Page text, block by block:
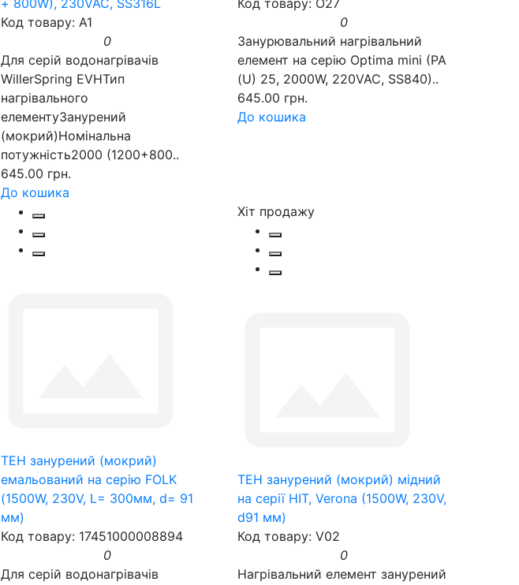
+ 800W), 230VAC, SS316L
Код товару: A1
0
Для серій водонагрівачів
WillerSpring EVHТип
нагрівального
елементуЗанурений
(мокрий)Номінальна
потужність2000 (1200+800..
645.00 грн.
До кошика
Код товару: O27
0
Занурювальний нагрівальний
елемент на серію Optima mini (PA
(U) 25, 2000W, 220VAC, SS840)..
645.00 грн.
До кошика
ТЕН занурений (мокрий)
емальований на серію FOLK
(1500W, 230V, L= 300мм, d= 91
мм)
Код товару: 17451000008894
0
Для серій водонагрівачів
Хіт продажу
ТЕН занурений (мокрий) мідний
на серії HIT, Verona (1500W, 230V,
d91 мм)
Код товару: V02
0
Нагрівальний елемент занурений